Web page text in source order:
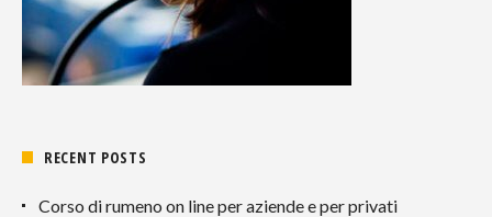
RECENT POSTS
Corso di rumeno on line per aziende e per privati